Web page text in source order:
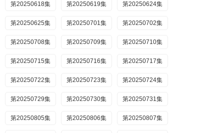
第20250618集 第20250619集 第20250624集
第20250625集 第20250701集 第20250702集
第20250708集 第20250709集 第20250710集
第20250715集 第20250716集 第20250717集
第20250722集 第20250723集 第20250724集
第20250729集 第20250730集 第20250731集
第20250805集 第20250806集 第20250807集